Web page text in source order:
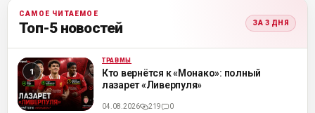
САМОЕ ЧИТАЕМОЕ
Топ-5 новостей ЗА 3 ДНЯ
ML ТРАВМЫ
Кто вернётся к «Монако»: полный
лазарет «Ливерпуля»
04.08.2026 219 0